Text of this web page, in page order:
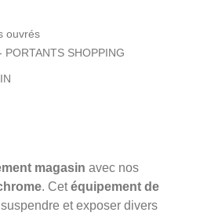
ouvrés
PORTANTS SHOPPING
magasin avec nos
. Cetéquipement de
et exposer divers